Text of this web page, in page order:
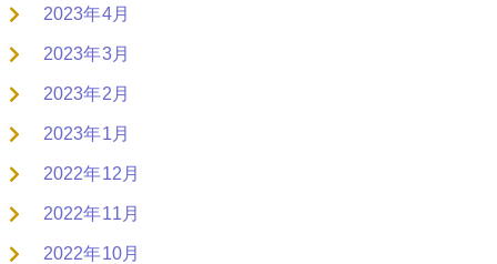
2023年4月
2023年3月
2023年2月
2023年1月
2022年12月
2022年11月
2022年10月